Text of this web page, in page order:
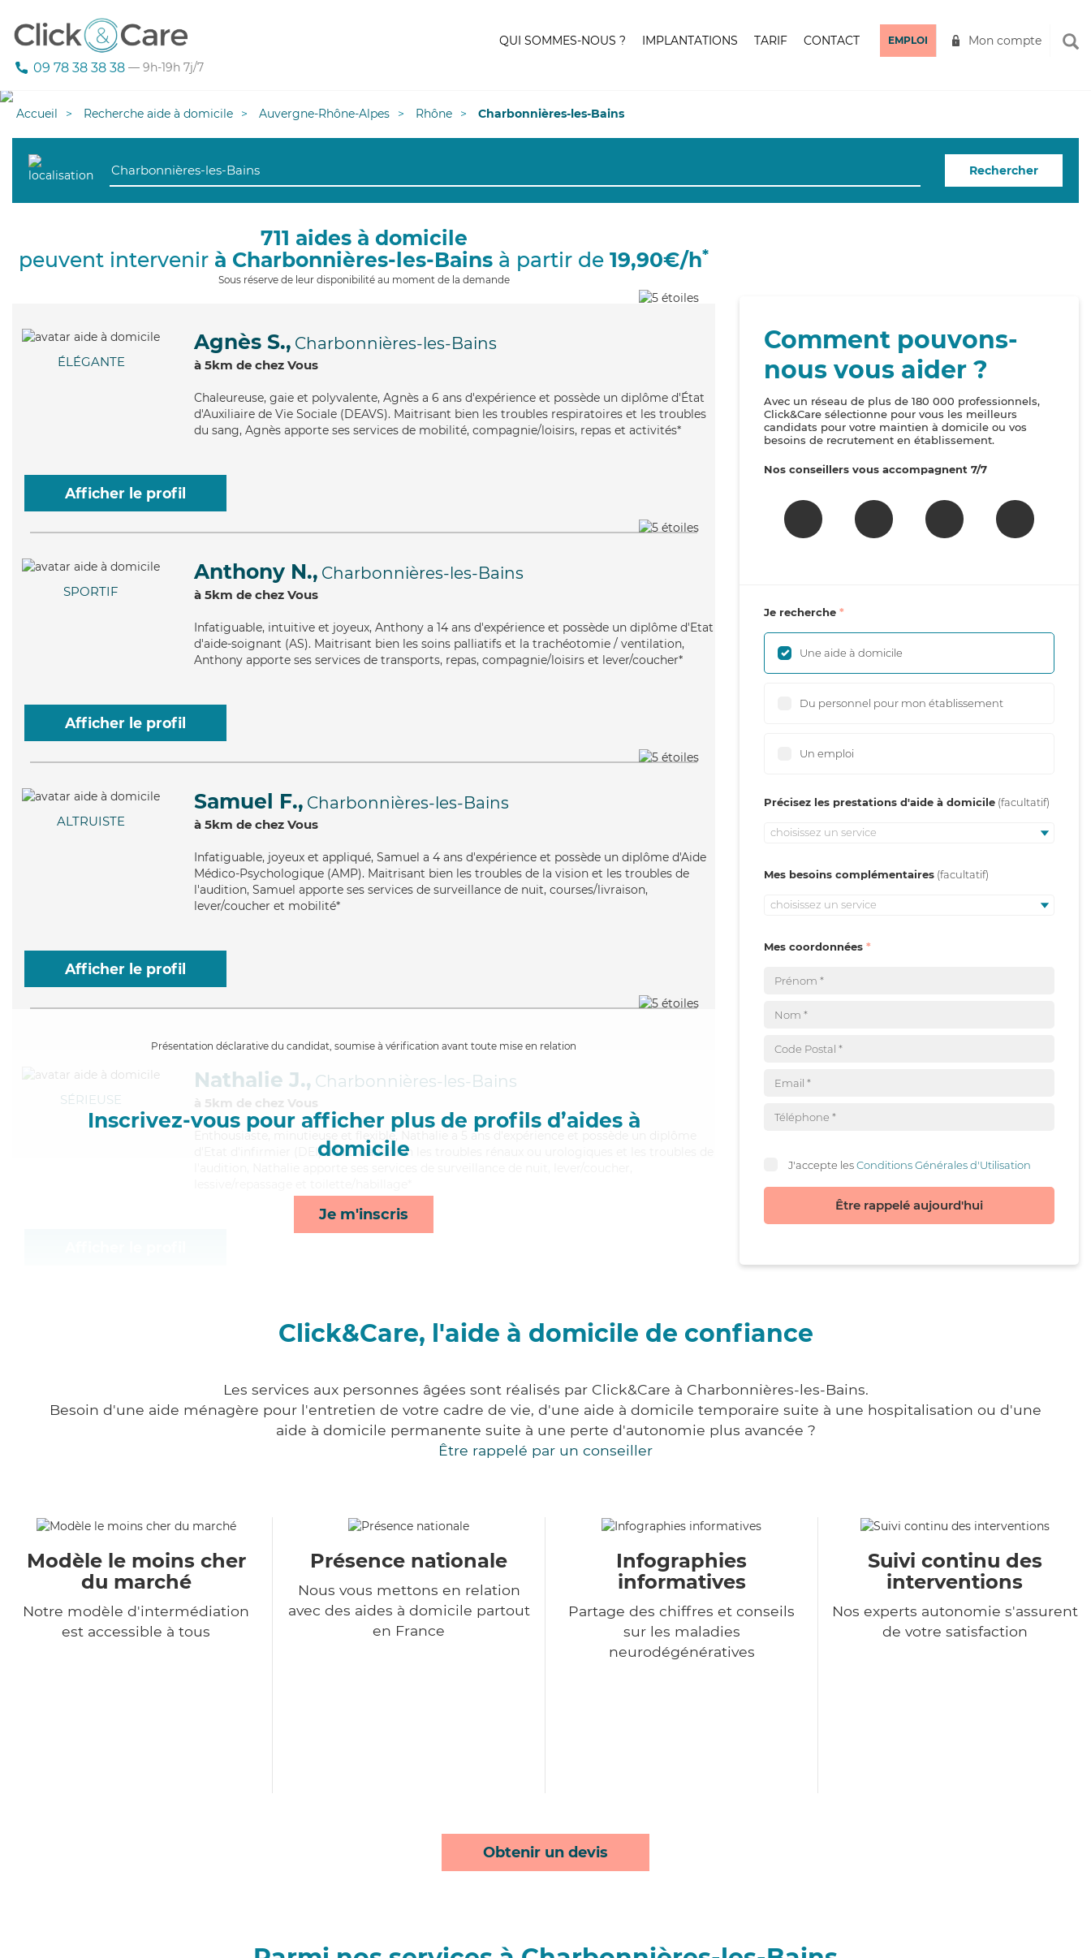
09 78 38 38 38 — 9h-19h 7j/7
QUI SOMMES-NOUS ? IMPLANTATIONS TARIF CONTACT EMPLOI Mon compte
Accueil Recherche aide à domicile Auvergne-Rhône-Alpes Rhône Charbonnières-les-Bains
Rechercher
711 aides à domicile
peuvent intervenir à Charbonnières-les-Bains à partir de 19,90€/h*
Sous réserve de leur disponibilité au moment de la demande
ÉLÉGANTE
Agnès S., Charbonnières-les-Bains
à 5km de chez Vous
Chaleureuse, gaie et polyvalente, Agnès a 6 ans d'expérience et possède un diplôme d'État
d'Auxiliaire de Vie Sociale (DEAVS). Maitrisant bien les troubles respiratoires et les troubles
du sang, Agnès apporte ses services de mobilité, compagnie/loisirs, repas et activités*
Afficher le profil
SPORTIF
Anthony N., Charbonnières-les-Bains
à 5km de chez Vous
Infatiguable, intuitive et joyeux, Anthony a 14 ans d'expérience et possède un diplôme d'Etat
d'aide-soignant (AS). Maitrisant bien les soins palliatifs et la trachéotomie / ventilation,
Anthony apporte ses services de transports, repas, compagnie/loisirs et lever/coucher*
Afficher le profil
ALTRUISTE
Samuel F., Charbonnières-les-Bains
à 5km de chez Vous
Infatiguable, joyeux et appliqué, Samuel a 4 ans d'expérience et possède un diplôme d'Aide
Médico-Psychologique (AMP). Maitrisant bien les troubles de la vision et les troubles de
l'audition, Samuel apporte ses services de surveillance de nuit, courses/livraison,
lever/coucher et mobilité*
Afficher le profil
Présentation déclarative du candidat, soumise à vérification avant toute mise en relation
Inscrivez-vous pour afficher plus de profils d’aides à
domicile
Je m'inscris
SÉRIEUSE
Nathalie J., Charbonnières-les-Bains
à 5km de chez Vous
Enthousiaste
, minutieuse et flexible, Nathalie a 5 ans d'expérience et possède un diplôme
d'Etat d'infirmier (DEI). Maitrisant bien les troubles rénaux ou urologiques et les troubles de
Comment pouvons-
nous vous aider ?
Avec un réseau de plus de 180 000 professionnels,
Click&Care sélectionne pour vous les meilleurs
candidats pour votre maintien à domicile ou vos
besoins de recrutement en établissement.
Nos conseillers vous accompagnent 7/7
Je recherche
Une aide à domicile
Du personnel pour mon établissement
Un emploi
Précisez les prestations d'aide à domicile
choisissez un service
Mes besoins complémentaires
choisissez un service
Mes coordonnées
J'accepte lesConditions Générales d'Utilisation
Être rappelé aujourd'hui
Click&Care, l'aide à domicile de confiance
Les services aux personnes âgées sont réalisés par Click&Care à Charbonnières-les-Bains.
Besoin d'une aide ménagère pour l'entretien de votre cadre de vie, d'une aide à domicile temporaire suite à une hospitalisation ou d'une
aide à domicile permanente suite à une perte d'autonomie plus avancée ?
Être rappelé par un conseiller
Modèle le moins cher
du marché
Notre modèle d'intermédiation
est accessible à tous
Présence nationale
Nous vous mettons en relation
avec des aides à domicile partout
en France
Infographies
informatives
Partage des chiffres et conseils
sur les maladies
neurodégénératives
Suivi continu des
interventions
Nos experts autonomie s'assurent
de votre satisfaction
Obtenir un devis